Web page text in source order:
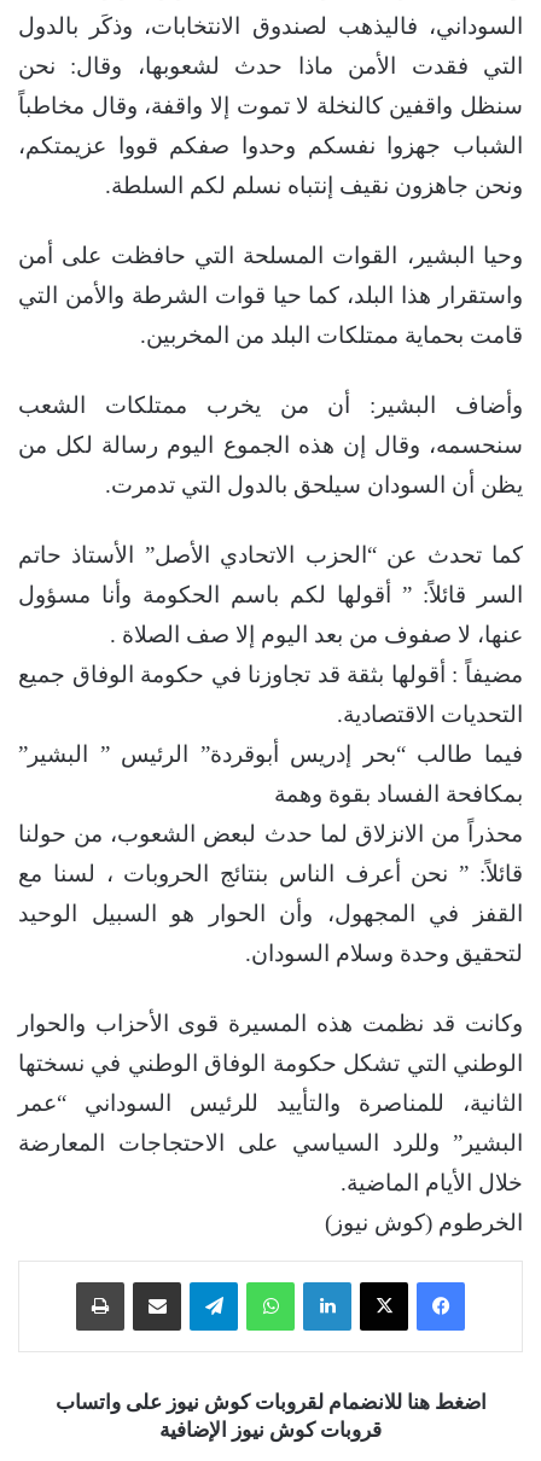
السوداني، فاليذهب لصندوق الانتخابات، وذكَر بالدول
التي فقدت الأمن ماذا حدث لشعوبها، وقال: نحن
سنظل واقفين كالنخلة لا تموت إلا واقفة، وقال مخاطباً
الشباب جهزوا نفسكم وحدوا صفكم قووا عزيمتكم،
ونحن جاهزون نقيف إنتباه نسلم لكم السلطة.
وحيا البشير، القوات المسلحة التي حافظت على أمن
واستقرار هذا البلد، كما حيا قوات الشرطة والأمن التي
قامت بحماية ممتلكات البلد من المخربين.
وأضاف البشير: أن من يخرب ممتلكات الشعب
سنحسمه، وقال إن هذه الجموع اليوم رسالة لكل من
يظن أن السودان سيلحق بالدول التي تدمرت.
كما تحدث عن “الحزب الاتحادي الأصل” الأستاذ حاتم
السر قائلاً: ” أقولها لكم باسم الحكومة وأنا مسؤول
عنها، لا صفوف من بعد اليوم إلا صف الصلاة .
مضيفاً : أقولها بثقة قد تجاوزنا في حكومة الوفاق جميع
التحديات الاقتصادية.
فيما طالب “بحر إدريس أبوقردة” الرئيس ” البشير”
بمكافحة الفساد بقوة وهمة
محذراً من الانزلاق لما حدث لبعض الشعوب، من حولنا
قائلاً: ” نحن أعرف الناس بنتائج الحروبات ، لسنا مع
القفز في المجهول، وأن الحوار هو السبيل الوحيد
لتحقيق وحدة وسلام السودان.
وكانت قد نظمت هذه المسيرة قوى الأحزاب والحوار
الوطني التي تشكل حكومة الوفاق الوطني في نسختها
الثانية، للمناصرة والتأييد للرئيس السوداني “عمر
البشير” وللرد السياسي على الاحتجاجات المعارضة
خلال الأيام الماضية.
الخرطوم (كوش نيوز)
فيسبوك ‫X لينكدإن واتساب تيلقرام
اضغط هنا للانضمام لقروبات كوش نيوز على واتساب
قروبات كوش نيوز الإضافية